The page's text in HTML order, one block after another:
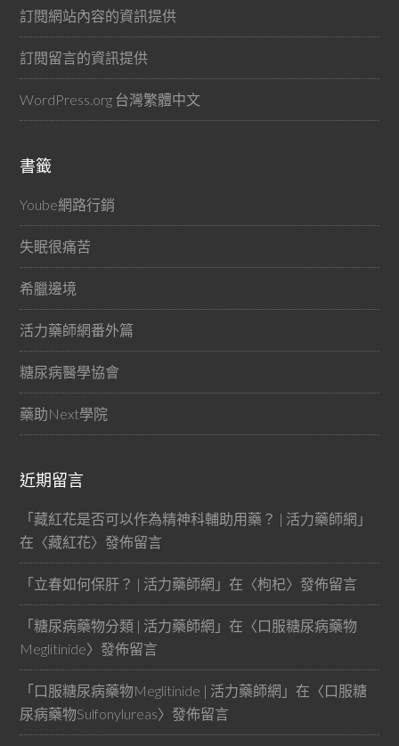
訂閱網站內容的資訊提供
訂閱留言的資訊提供
WordPress.org 台灣繁體中文
書籤
Yoube網路行銷
失眠很痛苦
希臘邊境
活力藥師網番外篇
糖尿病醫學協會
藥助Next學院
近期留言
「藏紅花是否可以作為精神科輔助用藥？ | 活力藥師網 」
在〈藏紅花〉發佈留言
「立春如何保肝？ | 活力藥師網 」在〈枸杞〉發佈留言
「糖尿病藥物分類 | 活力藥師網 」在〈口服糖尿病藥物
Meglitinide〉發佈留言
「口服糖尿病藥物Meglitinide | 活力藥師網 」在〈口服糖
尿病藥物Sulfonylureas〉發佈留言